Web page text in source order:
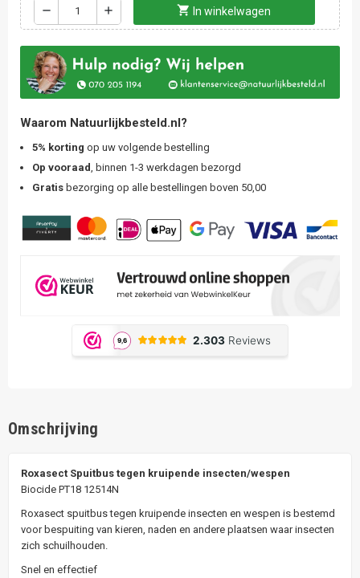
remove add shopping_cart In winkelwagen
Waarom Natuurlijkbesteld.nl?
5% korting op uw volgende bestelling
Op vooraad
, binnen 1-3 werkdagen bezorgd
Gratis bezorging op alle bestellingen boven 50,00
Omschrijving
Roxasect Spuitbus tegen kruipende insecten/wespen
Biocide PT18 12514N
Roxasect spuitbus tegen kruipende insecten en wespen is bestemd
voor bespuiting van kieren, naden en andere plaatsen waar insecten
zich schuilhouden.
Snel en effectief